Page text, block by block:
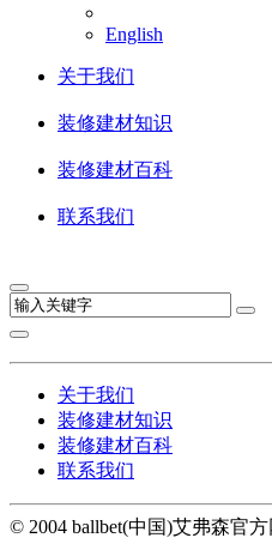
English
关于我们
装修建材知识
装修建材百科
联系我们
关于我们
装修建材知识
装修建材百科
联系我们
© 2004 ballbet(中国)艾弗森官